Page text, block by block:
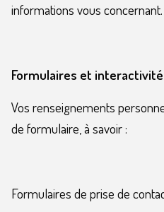
informations vous concernant.
Formulaires et
Vos renseignements
de formulaire, à savoir :
Formulaires de prise de